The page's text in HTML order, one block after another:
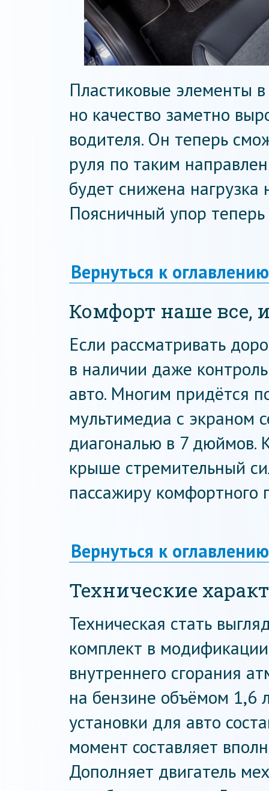
Пластиковые элементы
но качество заметно
водителя. Он теперь
руля по таким
будет снижена нагрузка
Поясничный упор
Вернуться к оглавлению
Комфорт наше все,
Если рассматривать
в наличии даже
авто. Многим придётся
мультимедиа с экраном
диагональю в 7 дюймов.
крыше стремительный
пассажиру комфортного
Вернуться к оглавлению
Технические
Техническая стать
комплект в
внутреннего сгорания
на бензине объёмом 1,6
установки для авто
момент составляет
Дополняет двигатель